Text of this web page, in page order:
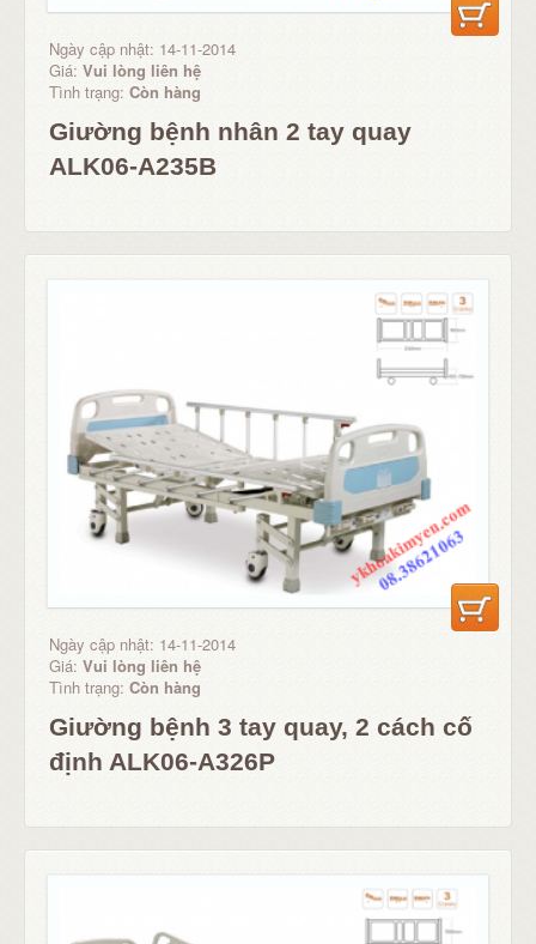
Ngày cập nhật: 14-11-2014
Giá: Vui lòng liên hệ
Tình trạng: Còn hàng
Giường bệnh nhân 2 tay quay
ALK06-A235B
Ngày cập nhật: 14-11-2014
Giá: Vui lòng liên hệ
Tình trạng: Còn hàng
Giường bệnh 3 tay quay, 2 cách cố
định ALK06-A326P